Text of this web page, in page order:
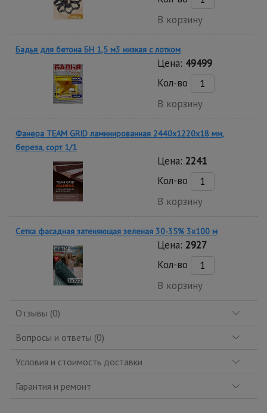
В корзину
Бадья для бетона БН 1,5 м3 низкая с лотком
Цена: 49499
Кол-во
В корзину
Фанера TEAM GRID ламинированная 2440х1220х18 мм,
береза, сорт 1/1
Цена: 2241
Кол-во
В корзину
Сетка фасадная затеняющая зеленая 30-35% 3х100 м
Цена: 2927
Кол-во
В корзину
Отзывы (0)
Вопросы и ответы (0)
Условия и стоимость доставки
Гарантия и ремонт